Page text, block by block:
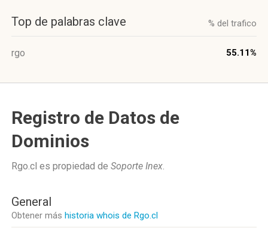
Top de palabras clave % del trafico
rgo 55.11%
Registro de Datos de
Dominios
Rgo.cl es propiedad de Soporte Inex.
General
Obtener más historia whois de Rgo.cl